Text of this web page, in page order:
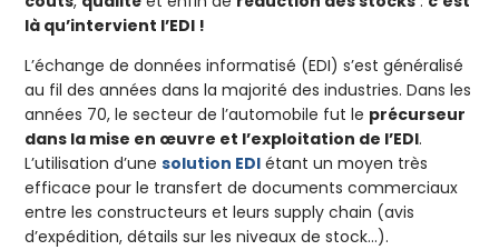
là qu’intervient l’EDI !
L’échange de données informatisé (EDI) s’est généralisé
au fil des années dans la majorité des industries. Dans les
années 70, le secteur de l’automobile fut le précurseur
dans la mise en œuvre et l’exploitation de l’EDI.
L’utilisation d’unesolution EDI étant un moyen très
efficace pour le transfert de documents commerciaux
entre les constructeurs et leurs supply chain (avis
d’expédition, détails sur les niveaux de stock…).